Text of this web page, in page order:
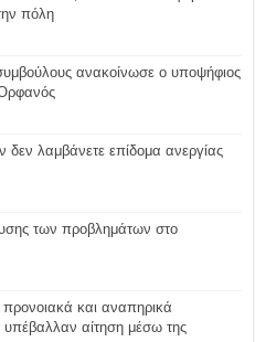
πόλη
ανακοίνωσε ο υποψήφιος
δεν λαμβάνετε επίδομα ανεργίας
των προβλημάτων στο
και αναπηρικά
υπέβαλλαν αίτηση μέσω της